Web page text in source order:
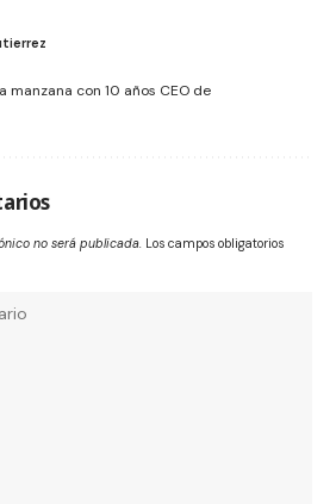
con 10 años CEO de
no será publicada. Los campos obligatorios